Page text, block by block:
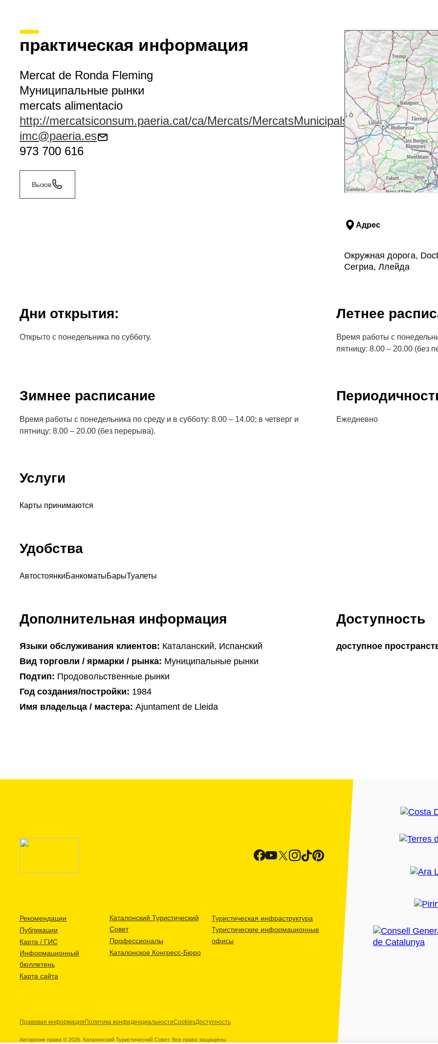
практическая информация
Mercat de Ronda Fleming
Муниципальные рынки
mercats alimentacio
http://mercatsiconsum.paeria.cat/ca/Mercats/MercatsMunicipals/RondaFleming/
imc@paeria.es
973 700 616
Вызов
Адрес
Окружная дорога,
Сегриа, Ллейда
Дни открытия:
Открыто с понедельника по субботу.
Летнее
Время работы с
пятницу: 8.00 – 20.00 (без
Зимнее расписание
Время работы с понедельника по среду и в субботу: 8.00 – 14.00; в четверг и
пятницу: 8.00 – 20.00 (без перерыва).
Ежедневно
Услуги
Карты принимаются
Удобства
АвтостоянкиБанкоматыБарыТуалеты
Дополнительная информация
Языки обслуживания клиентов: Каталанский, Испанский
Вид торговли / ярмарки / рынка: Муниципальные рынки
Подтип: Продовольственные рынки
Год создания/постройки: 1984
Имя владельца / мастера: Ajuntament de Lleida
Доступность
доступное
Рекомендации
Публикации
Карта / ГИС
Информационный
бюллетень
Карта сайта
Каталонский Туристический
Совет
Профессионалы
Каталонское Конгресс-Бюро
Туристическая инфраструктура
Туристические информационные
офисы
Правовая информация Политика конфиденциальностиCookiesДоступность
Авторские права © 2026. Каталонский Туристический Совет. Все права защищены.